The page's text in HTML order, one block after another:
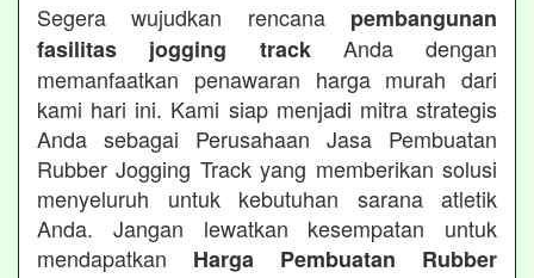
Segera wujudkan rencana pembangunan
fasilitas jogging trackAnda dengan
memanfaatkan penawaran harga murah dari
kami hari ini. Kami siap menjadi mitra strategis
Anda sebagai Perusahaan Jasa Pembuatan
Rubber Jogging Track yang memberikan solusi
menyeluruh untuk kebutuhan sarana atletik
Anda. Jangan lewatkan kesempatan untuk
mendapatkan Harga Pembuatan Rubber